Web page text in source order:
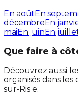
En aoûtEn
décembreEn
maiEn juinEn
Que faire à
Découvrez aussi
organisés dans
sur-Risle.